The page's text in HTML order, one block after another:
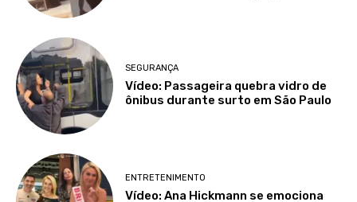
SEGURANÇA
Vídeo: Passageira quebra vidro de
ônibus durante surto em São Paulo
ENTRETENIMENTO
Vídeo: Ana Hickmann se emociona